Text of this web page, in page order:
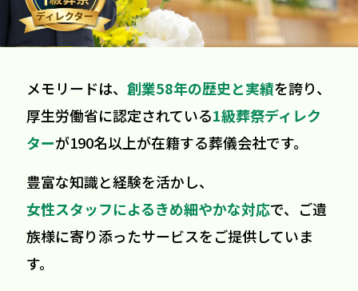
メモリードは、創業58年の歴史と実績を誇り、
厚生労働省に認定されている1級葬祭ディレク
ターが190名以上が在籍する葬儀会社です。
豊富な知識と経験を活かし、
女性スタッフによるきめ細やかな対応で、ご遺
族様に寄り添ったサービスをご提供していま
す。